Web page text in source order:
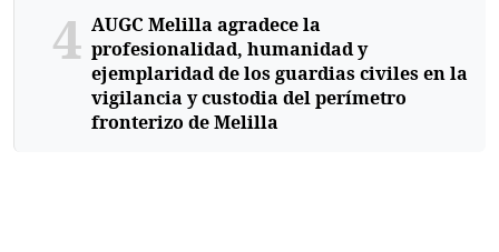
4 AUGC Melilla agradece la
profesionalidad, humanidad y
ejemplaridad de los guardias civiles en la
vigilancia y custodia del perímetro
fronterizo de Melilla